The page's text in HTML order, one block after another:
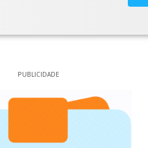
PUBLICIDADE